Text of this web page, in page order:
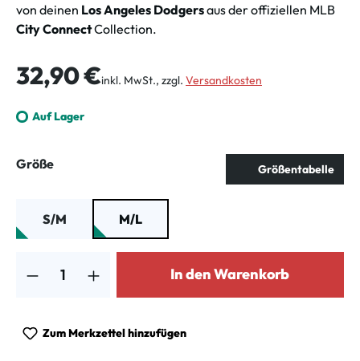
von deinen Los Angeles Dodgersaus der offiziellen MLB
City ConnectCollection.
Regulärer Preis:
32,90 €inkl. MwSt., zzgl. Versandkosten
Auf Lager
Größeauswählen Größentabelle
S/M M/L
In den Warenkorb
Zum Merkzettel hinzufügen